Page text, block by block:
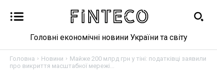
Головні економічні новини України та світу
Головна Новини
Майже 200 млрд грн у тіні: податківці заявили
про викриття масштабної мережі...